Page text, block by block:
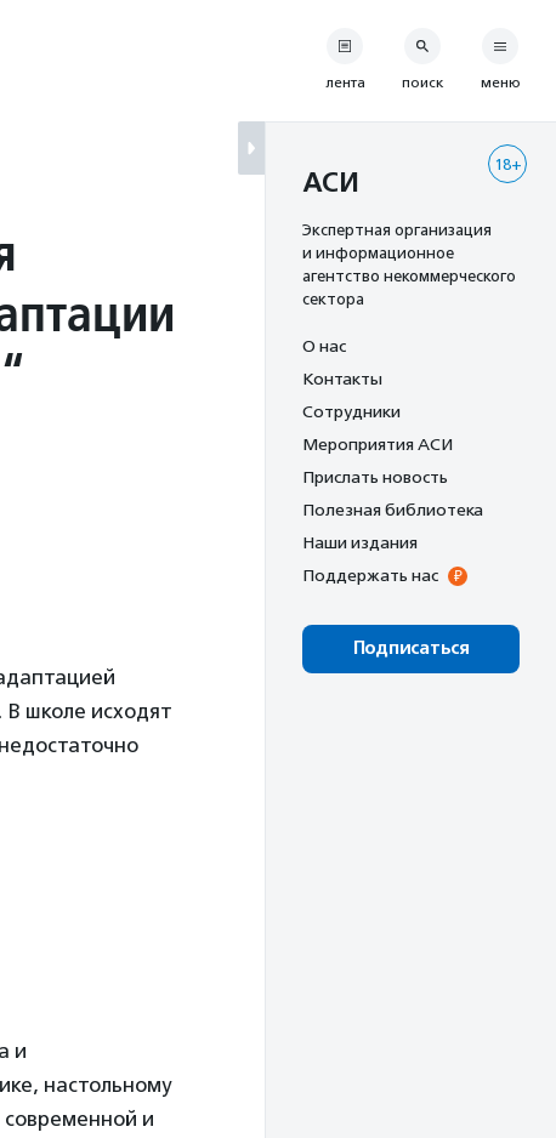
В школе исходят
и
настольному
и
лента поиск меню
18+
АСИ
Экспертная организация
и информационное
агентство некоммерческого
сектора
О нас
Контакты
Сотрудники
Мероприятия АСИ
Прислать новость
Полезная библиотека
Наши издания
Поддержать нас
Подписаться